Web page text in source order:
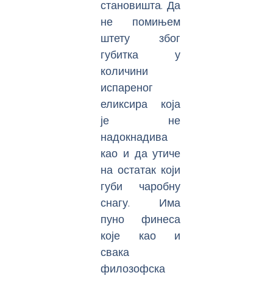
становишта. Да
не помињем
штету због
губитка у
количини
испареног
еликсира која
је не
надокнадива
као и да утиче
на остатак који
губи чаробну
снагу. Има
пуно финеса
које као и
свака
филозофска